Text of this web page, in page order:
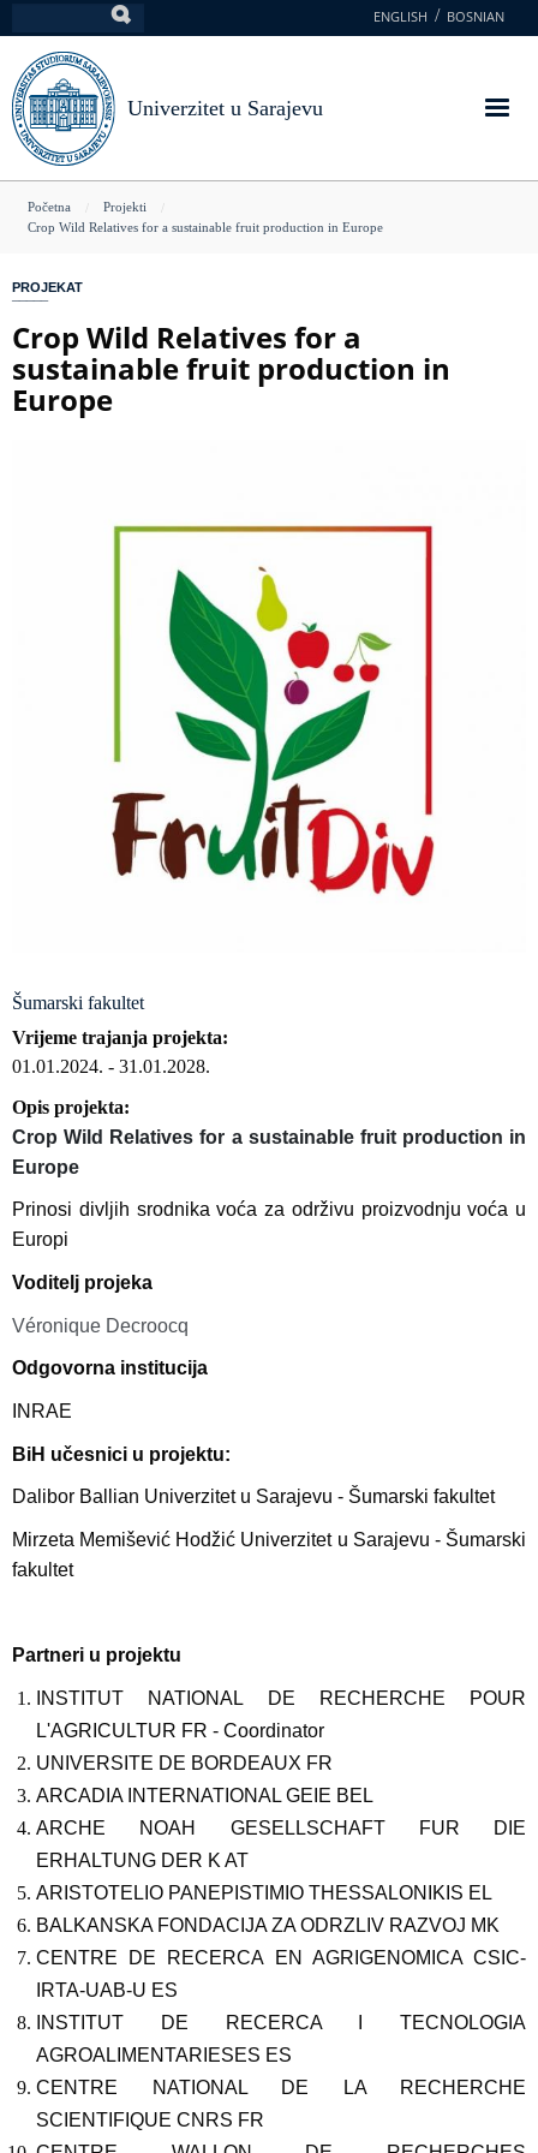
na
glavni
sadržaj
ENGLISH BOSNIAN
Univerzitet u Sarajevu
You
here
Početna
Projekti
Crop Wild Relatives for a sustainable fruit production in Europe
PROJEKAT
Crop Wild Relatives for a
sustainable fruit production in
Europe
Šumarski fakultet
Vrijeme trajanja projekta
01.01.2024. - 31.01.2028.
Opis projekta
Crop Wild Relatives for a sustainable fruit production in
Europe
Prinosi divljih srodnika voća za održivu proizvodnju voća u
Europi
Voditelj projeka
Véronique Decroocq
Odgovorna institucija
INRAE
BiH učesnici u projektu:
Dalibor Ballian Univerzitet u Sarajevu - Šumarski fakultet
Mirzeta Memišević Hodžić Univerzitet u Sarajevu - Šumarski
fakultet
Partneri u projektu
INSTITUT NATIONAL DE RECHERCHE POUR
L'AGRICULTUR FR - Coordinator
UNIVERSITE DE BORDEAUX FR
ARCADIA INTERNATIONAL GEIE BEL
ARCHE NOAH GESELLSCHAFT FUR DIE
ERHALTUNG DER K AT
ARISTOTELIO PANEPISTIMIO THESSALONIKIS EL
BALKANSKA FONDACIJA ZA ODRZLIV RAZVOJ MK
CENTRE DE RECERCA EN AGRIGENOMICA CSIC-
IRTA-UAB-U ES
INSTITUT DE RECERCA I TECNOLOGIA
AGROALIMENTARIESES ES
CENTRE NATIONAL DE LA RECHERCHE
SCIENTIFIQUE CNRS FR